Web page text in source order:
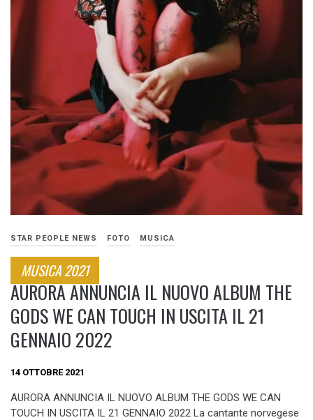
STAR PEOPLE NEWS FOTO MUSICA
MUSICA 2021
AURORA ANNUNCIA IL NUOVO ALBUM THE
GODS WE CAN TOUCH IN USCITA IL 21
GENNAIO 2022
14 OTTOBRE 2021
AURORA ANNUNCIA IL NUOVO ALBUM THE GODS WE CAN
TOUCH IN USCITA IL 21 GENNAIO 2022 La cantante norvegese